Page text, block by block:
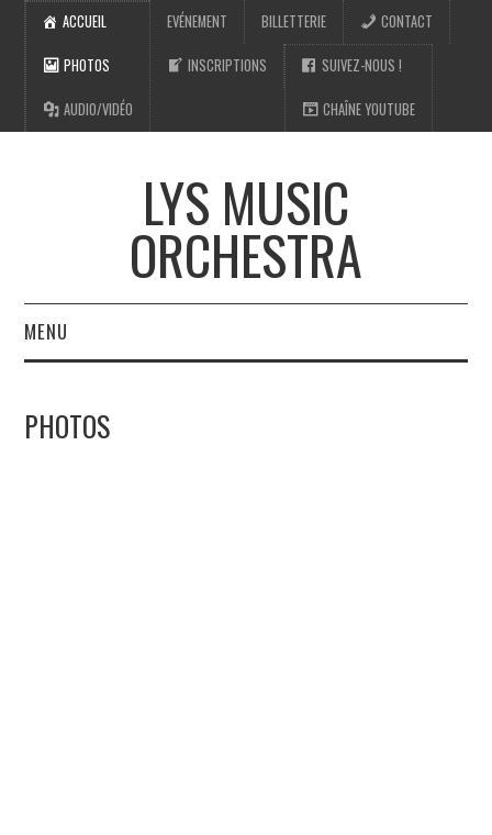
ACCUEIL
PHOTOS
AUDIO/VIDÉO
EVÉNEMENT BILLETTERIE CONTACT
INSCRIPTIONS SUIVEZ-NOUS !
CHAÎNE YOUTUBE
LYS MUSIC
ORCHESTRA
MENU
PHOTOS
PHOTOS